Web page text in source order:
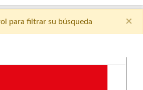
×
para filtrar su búsqueda